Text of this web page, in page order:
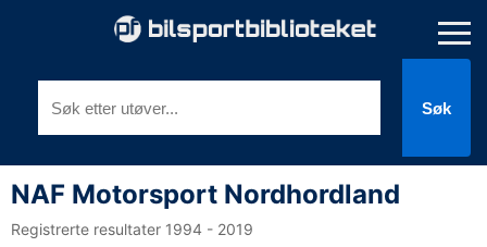
Søk
NAF Motorsport Nordhordland
Registrerte resultater 1994 - 2019